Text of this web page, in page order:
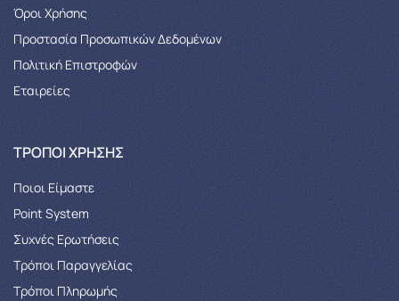
Όροι Χρήσης
Προστασία Προσωπικών Δεδομένων
Πολιτική Επιστροφών
Εταιρείες
ΤΡΌΠΟΙ ΧΡΉΣΗΣ
Ποιοι Είμαστε
Point System
Συχνές Ερωτήσεις
Τρόποι Παραγγελίας
Tρόποι Πληρωμής